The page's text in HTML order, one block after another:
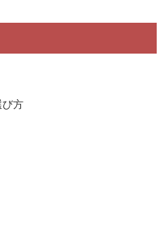
び方